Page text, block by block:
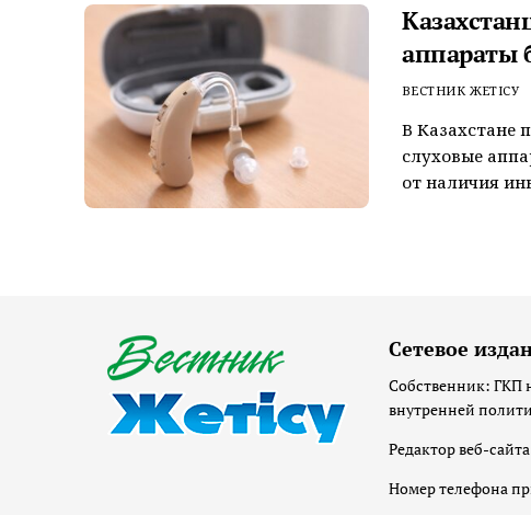
аппараты
ВЕСТНИК ЖЕТІСУ
В Казахстане
слуховые
от наличия
Сетевое
Собственник: ГКП
внутренней
Редактор веб-
Номер телефона